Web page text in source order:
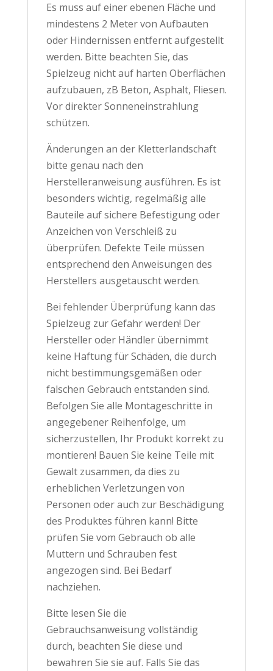
Es muss auf einer ebenen Fläche und
mindestens 2 Meter von Aufbauten
oder Hindernissen entfernt aufgestellt
werden. Bitte beachten Sie, das
Spielzeug nicht auf harten Oberflächen
aufzubauen, zB Beton, Asphalt, Fliesen.
Vor direkter Sonneneinstrahlung
schützen.
Änderungen an der Kletterlandschaft
bitte genau nach den
Herstelleranweisung ausführen. Es ist
besonders wichtig, regelmäßig alle
Bauteile auf sichere Befestigung oder
Anzeichen von Verschleiß zu
überprüfen. Defekte Teile müssen
entsprechend den Anweisungen des
Herstellers ausgetauscht werden.
Bei fehlender Überprüfung kann das
Spielzeug zur Gefahr werden! Der
Hersteller oder Händler übernimmt
keine Haftung für Schäden, die durch
nicht bestimmungsgemäßen oder
falschen Gebrauch entstanden sind.
Befolgen Sie alle Montageschritte in
angegebener Reihenfolge, um
sicherzustellen, Ihr Produkt korrekt zu
montieren! Bauen Sie keine Teile mit
Gewalt zusammen, da dies zu
erheblichen Verletzungen von
Personen oder auch zur Beschädigung
des Produktes führen kann! Bitte
prüfen Sie vom Gebrauch ob alle
Muttern und Schrauben fest
angezogen sind. Bei Bedarf
nachziehen.
Bitte lesen Sie die
Gebrauchsanweisung vollständig
durch, beachten Sie diese und
bewahren Sie sie auf. Falls Sie das